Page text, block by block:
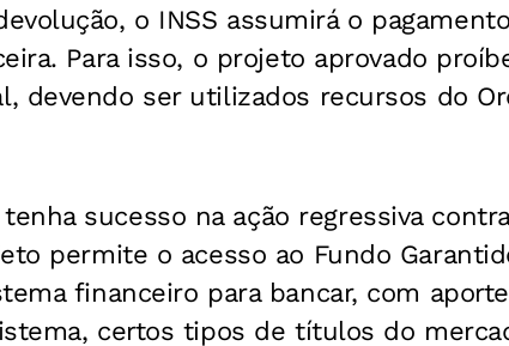
o INSS assumirá o
Para isso, o projeto aprovado
devendo ser utilizados recursos do
tenha sucesso na ação regressiva
permite o acesso ao Fundo
financeiro para bancar, com
certos tipos de títulos do